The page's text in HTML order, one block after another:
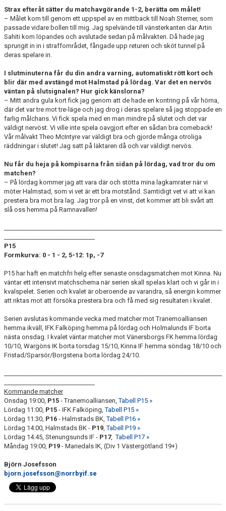
Strax efteråt sätter du matchavgörande 1-2, berätta om målet!
– Målet kom till genom ett uppspel av en mittback till Noah Sterner, som
passade vidare bollen till mig. Jag spelvände till vänsterkanten där Artin
Sahiti kom löpandes och avslutade sedan på målvakten. Då hade jag
sprungit in in i straffområdet, fångade upp returen och sköt tunnel på
deras spelare in.
I slutminuterna får du din andra varning, automatiskt rött kort och
blir där med avstängd mot Halmstad på lördag. Var det en nervös
väntan på slutsignalen? Hur gick känslorna?
– Mitt andra gula kort fick jag genom att de hade en kontring på vår hörna,
där det var tre mot tre-läge och jag drog i deras spelare så jag stoppade en
farlig målchans. Vi fick spela med en man mindre på slutet och det var
väldigt nervöst. Vi ville inte spela oavgjort efter en sådan bra comeback!
Vår målvakt Theo McIntyre var väldigt bra och gjorde många otroliga
räddningar i slutet! Jag satt på läktaren då och var väldigt nervös.
Nu får du heja på kompisarna från sidan på lördag, vad tror du om
matchen?
– På lördag kommer jag att vara där och stötta mina lagkamrater när vi
möter Halmstad, som vi vet är ett bra motstånd. Samtidigt vet vi att vi kan
prestera bra mot bra lag. Jag tror på en vinst, det kommer att bli svårt att
slå oss hemma på Ramnavallen!
P15
Formkurva: 0 - 1 - 2, 5-12: 1 p, -7
P15 har haft en matchfri helg efter senaste onsdagsmatchen mot Kinna. Nu
väntar ett intensivt matchschema när serien skall spelas klart och vi går in i
kvalspelet. Serien och kvalet är oberoende av varandra, så energin kommer
att riktas mot att försöka prestera bra och få med sig resultaten i kvalet.
Serien avslutas kommande vecka med matcher mot Tranemoalliansen
hemma ikväll, IFK Falköping hemma på lördag och Holmalunds IF borta
nästa onsdag. I kvalet väntar matcher mot Vänersborgs FK hemma lördag
10/10, Wargöns IK borta torsdag 15/10, Kinna IF hemma söndag 18/10 och
Fristad/Sparsör/Borgstena borta lördag 24/10.
Kommande matcher
Onsdag 19:00, P15 - Tranemoalliansen,Tabell P15 »
Lördag 11:00, P15 - IFK Falköping,Tabell P15 »
Lördag 11:30, P16 - Halmstads BK,Tabell P16 »
Lördag 14:00, Halmstads BK - P19 ,Tabell P19 »
Lördag 14:45, Stenungsunds IF - P17,Tabell P17 »
Måndag 19:00, P19 - Mariedals IK, (Div 1 Västergötland 19+)
Björn Josefsson
bjorn.josefsson@norrbyif.se